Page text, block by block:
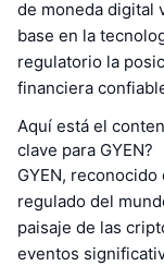
de moneda digital
base en la
regulatorio la
financiera
Aquí está el
clave para GYEN?
GYEN,
regulado del
paisaje de las
eventos